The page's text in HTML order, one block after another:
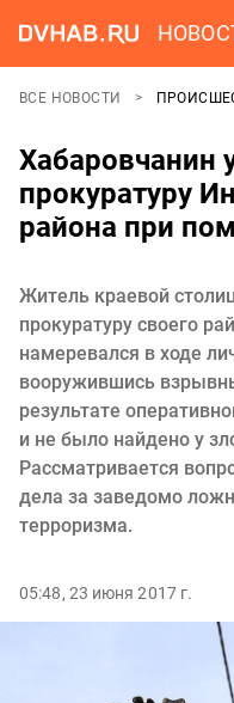
ВСЕ НОВОСТИ
Хабаровчанин
прокуратуру
района при
Житель краевой
прокуратуру своего
намеревался в ходе
вооружившись
результате
и не было найдено у
Рассматривается
дела за заведомо
терроризма.
05:48, 23 июня 2017 г.